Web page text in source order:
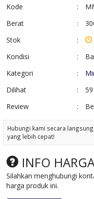
Kode :
Berat
:
Stok
:
Kondisi
:
Kategori
:
Dilihat
:
Review
:
Hubungi kami secara
yang lebih cepat!
INFO
Silahkan menghubungi
harga produk ini.
Lemari Peluru Pintu 3
*Harga Hubungi CS
Pre Order